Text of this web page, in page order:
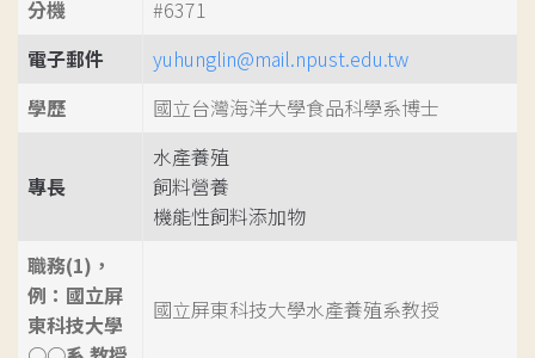
分機
#6371
電子郵件
yuhunglin@mail.npust.edu.tw
學歷
國立台灣海洋大學食品科學系博士
專長
水產養殖
飼料營養
機能性飼料添加物
職務(1)，
例：國立屏
東科技大學
國立屏東科技大學水產養殖系教授